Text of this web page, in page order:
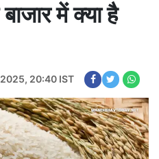
में क्या है
20:40 IST